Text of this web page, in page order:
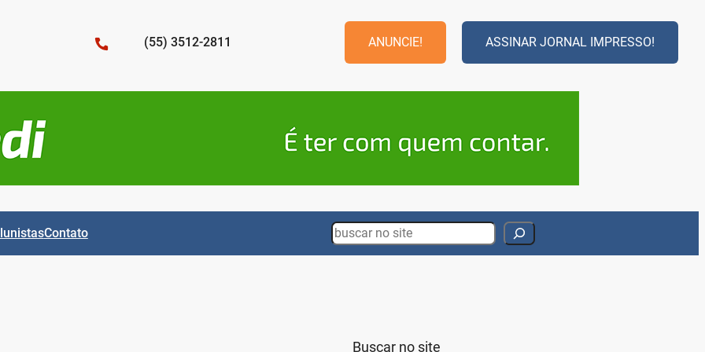
(55) 3512-2811 ANUNCIE! ASSINAR JORNAL IMPRESSO!
Contato Search
Buscar no site